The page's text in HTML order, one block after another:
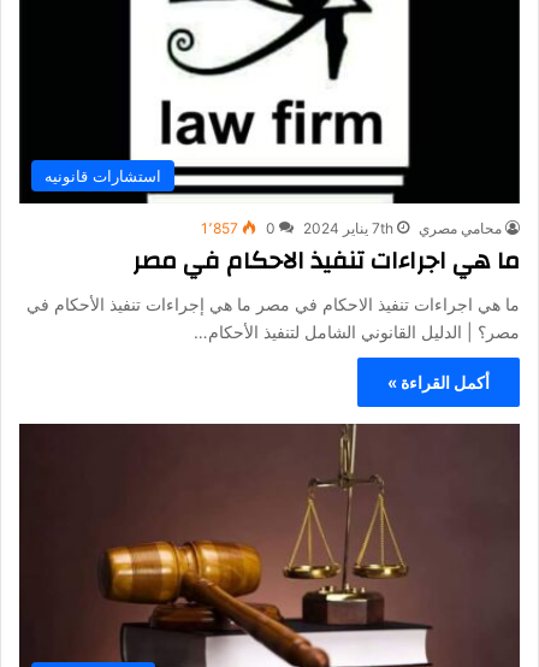
استشارات قانونيه
محامي مصري 7th يناير 2024 0 1٬857
ما هي اجراءات تنفيذ الاحكام في مصر
ما هي اجراءات تنفيذ الاحكام في مصر ما هي إجراءات تنفيذ الأحكام في
مصر؟ | الدليل القانوني الشامل لتنفيذ الأحكام…
أكمل القراءة »